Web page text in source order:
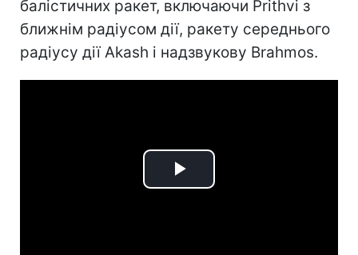
балістичних ракет, включаючи Prithvi з
ближнім радіусом дії, ракету середнього
радіусу дії Akash і надзвукову Brahmos.
Play